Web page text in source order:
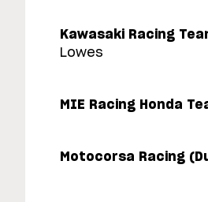
Kawasaki Racing
Lowes
MIE Racing Honda
Motocorsa Racing